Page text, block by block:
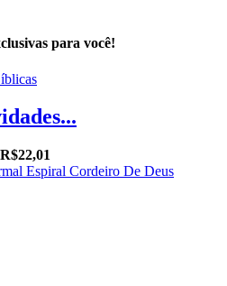
para você!
R$22,01